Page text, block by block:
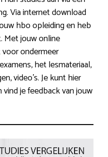
Via internet download
hbo opleiding en heb
Met jouw online
ondermeer
het lesmateriaal,
video’s. Je kunt hier
je feedback van jouw